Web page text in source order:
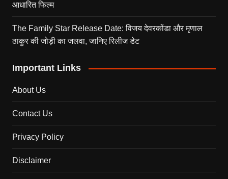
आधारित फिल्म
The Family Star Release Date: विजय देवरकोंडा और मृणाल
ठाकुर की जोड़ी का जलवा, जानिए रिलीज डेट
Important Links
About Us
Contact Us
Privacy Policy
Disclaimer